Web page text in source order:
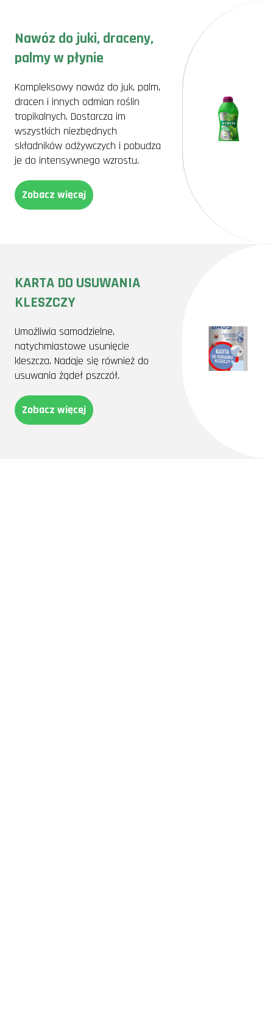
Nawóz do juki, draceny,
palmy w płynie
Kompleksowy nawóz do juk, palm,
dracen i innych odmian roślin
tropikalnych. Dostarcza im
wszystkich niezbędnych
składników odżywczych i pobudza
je do intensywnego wzrostu.
Zobacz więcej
KARTA DO USUWANIA
KLESZCZY
Umożliwia samodzielne,
natychmiastowe usunięcie
kleszcza. Nadaje się również do
usuwania żądeł pszczół.
Zobacz więcej